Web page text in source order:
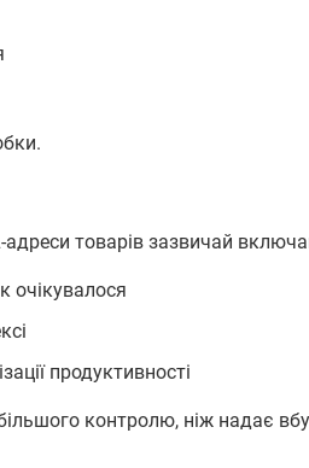
товарів зазвичай
очікувалося
продуктивності
контролю, ніж надає